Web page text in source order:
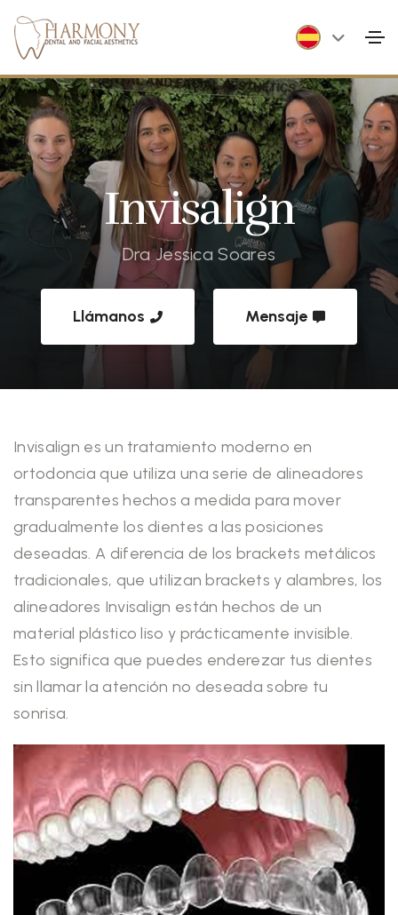
Invisalign
Dra Jessica Soares
Llámanos Mensaje
Invisalign es un tratamiento moderno en
ortodoncia que utiliza una serie de alineadores
transparentes hechos a medida para mover
gradualmente los dientes a las posiciones
deseadas. A diferencia de los brackets metálicos
tradicionales, que utilizan brackets y alambres, los
alineadores Invisalign están hechos de un
material plástico liso y prácticamente invisible.
Esto significa que puedes enderezar tus dientes
sin llamar la atención no deseada sobre tu
sonrisa.